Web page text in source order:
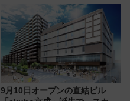
暇村のお得な日帰りプランも登
場
9月10日オープンの直結ビル